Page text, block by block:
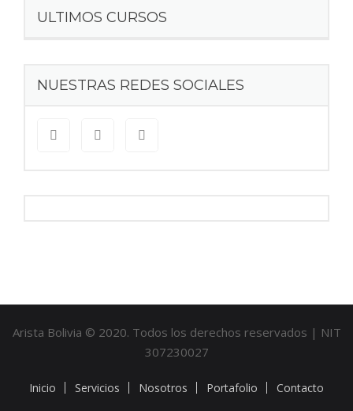
ULTIMOS CURSOS
NUESTRAS REDES SOCIALES
Arista Bolivia © 2020. Todos los derechos reservados | NIT
307230027
Inicio Servicios Nosotros Portafolio Contacto